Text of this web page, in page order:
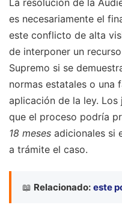
es necesariamente el
este conflicto de alta
de interponer un
Supremo si se
normas estatales o una
aplicación de la ley.
que el proceso podría
18 meses adicionales si
a trámite el caso.
📖 Relacionado: este